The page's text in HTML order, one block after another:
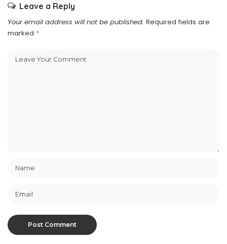
Leave a Reply
Your email address will not be published. Required fields are
marked *